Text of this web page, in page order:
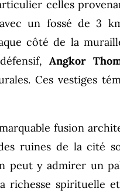
celles
un fossé de 3
côté de la
Angkor
Ces vestiges
fusion
ruines de la cité
peut y admirer un
richesse spirituelle